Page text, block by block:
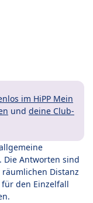
im HiPP Mein
und deine Club-
Antworten sind
Distanz
den Einzelfall